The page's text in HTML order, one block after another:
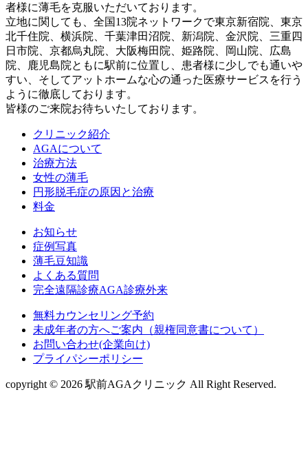
者様に薄毛を克服いただいております。
立地に関しても、全国13院ネットワークで東京新宿院、東京
北千住院、横浜院、千葉津田沼院、新潟院、金沢院、三重四
日市院、京都烏丸院、大阪梅田院、姫路院、岡山院、広島
院、鹿児島院ともに駅前に位置し、患者様に少しでも通いや
すい、そしてアットホームな心の通った医療サービスを行う
ように徹底しております。
皆様のご来院お待ちいたしております。
クリニック紹介
AGAについて
治療方法
女性の薄毛
円形脱毛症の原因と治療
料金
お知らせ
症例写真
薄毛豆知識
よくある質問
完全遠隔診療AGA診療外来
無料カウンセリング予約
未成年者の方へご案内（親権同意書について）
お問い合わせ(企業向け)
プライパシーポリシー
copyright © 2026 駅前AGAクリニック All Right Reserved.